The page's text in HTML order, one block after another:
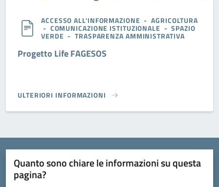
ACCESSO ALL'INFORMAZIONE -AGRICOLTURA
- COMUNICAZIONE ISTITUZIONALE -SPAZIO
VERDE -TRASPARENZA AMMINISTRATIVA
Progetto Life FAGESOS
ULTERIORI INFORMAZIONI
PROGETTO LIFE FAGESOS}
Quanto sono chiare le informazioni su questa
pagina?